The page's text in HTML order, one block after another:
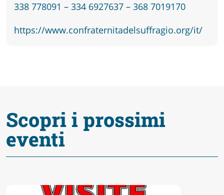
Percorsi
storici
Informazioni
Guide
338 778091 – 334 6927637 – 368 7019170
https://www.confraternitadelsuffragio.org/it/
Scopri i prossimi
eventi